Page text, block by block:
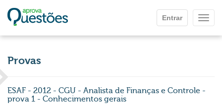
Entrar
Provas
ESAF - 2012 - CGU - Analista de Finanças e Controle -
prova 1 - Conhecimentos gerais